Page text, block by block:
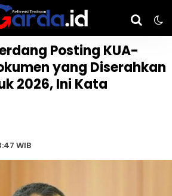
Posting KUA-
yang Diserahkan
2026, Ini Kata
WIB